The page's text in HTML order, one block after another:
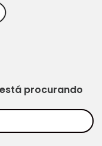
procurando